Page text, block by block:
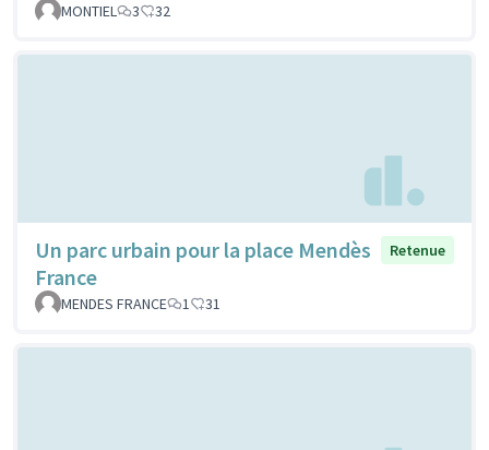
MONTIEL 3 32
Un parc urbain pour la place Mendès
France
Retenue
MENDES FRANCE 1 31